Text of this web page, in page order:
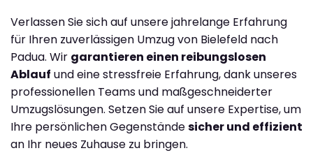
Verlassen Sie sich auf unsere jahrelange Erfahrung
für Ihren zuverlässigen Umzug von Bielefeld nach
Padua. Wir garantieren einen reibungslosen
Ablauf und eine stressfreie Erfahrung, dank unseres
professionellen Teams und maßgeschneiderter
Umzugslösungen. Setzen Sie auf unsere Expertise, um
Ihre persönlichen Gegenständesicher und effizient
an Ihr neues Zuhause zu bringen.